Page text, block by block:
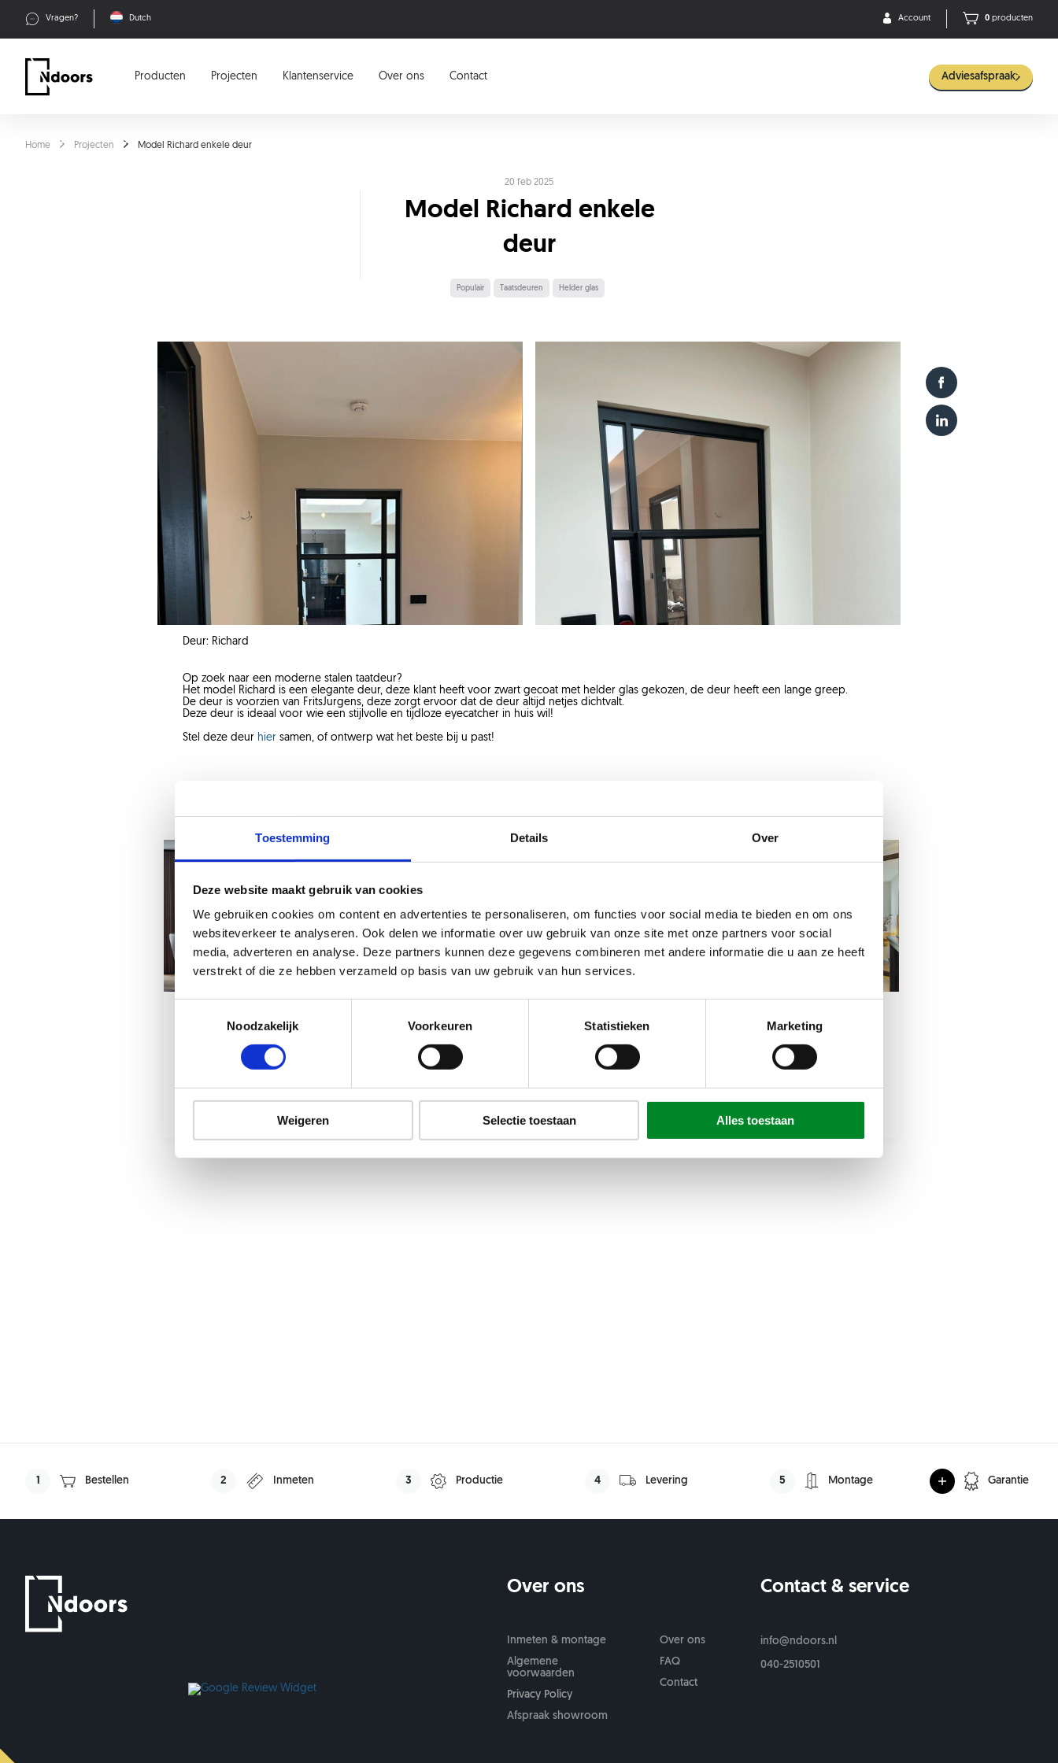
Toestemming Details Over
Deze website maakt gebruik van cookies
We gebruiken cookies om content en advertenties te personaliseren, om functies voor social media te bieden en om ons
websiteverkeer te analyseren. Ook delen we informatie over uw gebruik van onze site met onze partners voor social
media, adverteren en analyse. Deze partners kunnen deze gegevens combineren met andere informatie die u aan ze heeft
verstrekt of die ze hebben verzameld op basis van uw gebruik van hun services.
Noodzakelijk Voorkeuren Statistieken Marketing
Weigeren Selectie toestaan Alles toestaan
Vragen? Dutch Account 0 producten
Producten Projecten Klantenservice Over ons Contact Adviesafspraak
Home Projecten Model Richard enkele deur
20 feb 2025
Model Richard enkele
deur
Populair Taatsdeuren Helder glas
Deur: Richard
Op zoek naar een moderne stalen taatdeur?
Het model Richard is een elegante deur, deze klant heeft voor zwart gecoat met helder glas gekozen, de deur heeft een lange greep.
De deur is voorzien van FritsJurgens, deze zorgt ervoor dat de deur altijd netjes dichtvalt.
Deze deur is ideaal voor wie een stijlvolle en tijdloze eyecatcher in huis wil!
Stel deze deur hier samen, of ontwerp wat het beste bij u past!
Dubbele taatsdeuren in
model Frank
model Celine
Verschillende taatsdeuren
met wand in woonhuis
1 Bestellen 2 Inmeten 3 Productie 4 Levering 5 Montage Garantie
Over ons
Inmeten & montage
Algemene
voorwaarden
Privacy Policy
Afspraak showroom
Over ons
FAQ
Contact
Contact & service
info@ndoors.nl
040-2510501